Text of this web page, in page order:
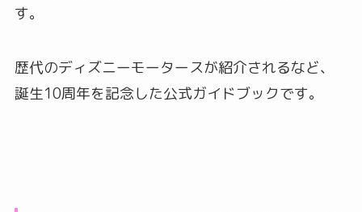
す。
歴代のディズニーモータースが紹介されるなど、
誕生10周年を記念した公式ガイドブックです。